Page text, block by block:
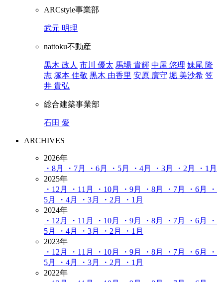
ARCstyle事業部
武元 明理
nattoku不動産
黒木 政人 市川 優太 馬場 貴輝 中屋 悠理 妹尾 隆
志 塚本 佳敬 黒木 由香里 安原 廣守 堀 美沙希 笠
井 貴弘
総合建築事業部
石田 愛
ARCHIVES
2026年
・8月
・7月 ・6月 ・5月 ・4月 ・3月 ・2月
・1月
2025年
・12月
・11月 ・10月 ・9月 ・8月 ・7月 ・6月
・
5月
・4月 ・3月 ・2月
・1月
2024年
・12月
・11月 ・10月 ・9月 ・8月 ・7月 ・6月
・
5月
・4月 ・3月 ・2月
・1月
2023年
・12月
・11月 ・10月 ・9月 ・8月 ・7月 ・6月
・
5月
・4月 ・3月 ・2月
・1月
2022年